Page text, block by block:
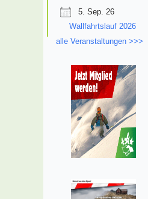
5. Sep. 26
Wallfahrtslauf 2026
alle Veranstaltungen >>>